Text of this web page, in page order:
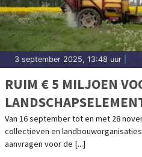
3 september 2025, 13:48 uur
RUIM € 5 MILJOEN
GEBIED
Van 16 september tot en met 28
collectieven en
aanvragen voor de [...]